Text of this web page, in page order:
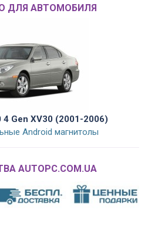
ДЛЯ АВТОМОБИЛЯ
4 Gen XV30 (2001-2006)
Android магнитолы
AUTOPC.COM.UA